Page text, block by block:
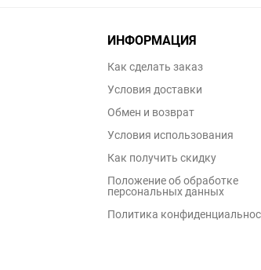
ИНФОРМАЦИЯ
Как сделать заказ
Условия доставки
Обмен и возврат
Условия использования
Как получить скидку
Положение об обработке
персональных данных
Политика